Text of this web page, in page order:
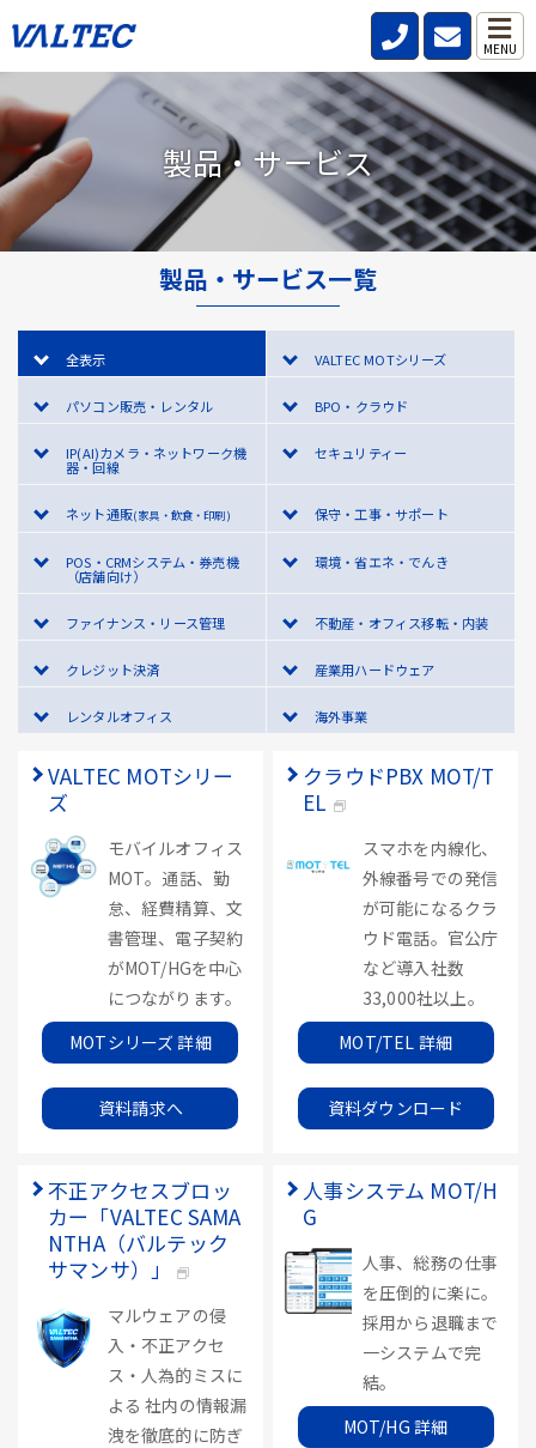
MENU
製品・サービス
製品・サービス一覧
全表示 VALTEC MOTシリーズ
パソコン販売・レンタル BPO・クラウド
IP(AI)カメラ・ネットワーク機
器・回線
セキュリティー
ネット通販(家具・飲食・印刷) 保守・工事・サポート
POS・CRMシステム・券売機
（店舗向け）
環境・省エネ・でんき
ファイナンス・リース管理 不動産・オフィス移転・内装
クレジット決済 産業用ハードウェア
レンタルオフィス 海外事業
VALTEC MOTシリー
ズ
モバイルオフィス
MOT。通話、勤
怠、経費精算、文
書管理、電子契約
がMOT/HGを中心
につながります。
MOTシリーズ 詳細
資料請求へ
クラウドPBX MOT/T
EL
スマホを内線化、
外線番号での発信
が可能になるクラ
ウド電話。官公庁
など導入社数
33,000社以上。
MOT/TEL 詳細
資料ダウンロード
不正アクセスブロッ
カー「VALTEC SAMA
NTHA（バルテック
サマンサ）」
マルウェアの侵
入・不正アクセ
ス・人為的ミスに
よる 社内の情報漏
洩を徹底的に防ぎ
人事システム MOT/H
G
人事、総務の仕事
を圧倒的に楽に。
採用から退職まで
一システムで完
結。
MOT/HG 詳細